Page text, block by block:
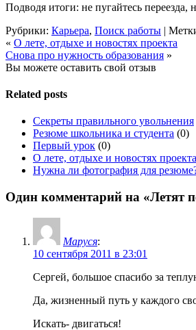
Подводя итоги: не пугайтесь
Рубрики: Карьера, Поиск работы |
« О лете, отдыхе и новостях проекта
Снова про нужность образования »
Вы можете оставить свой отзыв
Related posts
Секреты правильного увольнения
Резюме школьника и студента (0)
Первый урок (0)
О лете, отдыхе и новостях проекта
Нужна ли фотография для
Один комментарий на «Летят
Маруся:
10 сентября 2011 в 23:01
Сергей, большое спасибо за
Да, жизненный путь у каждого
Искать- двигаться!